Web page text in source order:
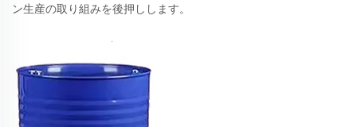
ン生産の取り組みを後押しします。